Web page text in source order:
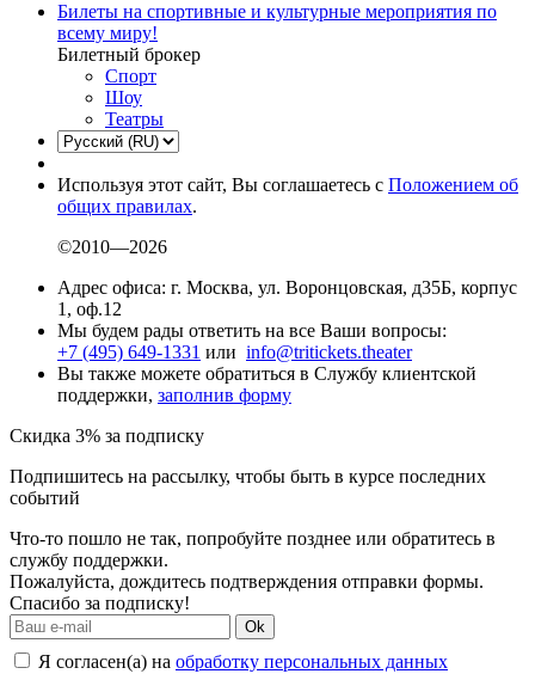
Билеты на спортивные и культурные мероприятия по
всему миру!
Билетный брокер
Спорт
Шоу
Театры
Используя этот сайт, Вы соглашаетесь с Положением об
общих правилах.
©2010—2026
Адрес офиса: г. Москва, ул. Воронцовская, д35Б, корпус
1, оф.12
Мы будем рады ответить на все Ваши вопросы:
+7 (495) 649-1331 или info@tritickets.theater
Вы также можете обратиться в Службу клиентской
поддержки, заполнив форму
Скидка 3% за подписку
Подпишитесь на рассылку, чтобы быть в курсе последних
событий
Что-то пошло не так, попробуйте позднее или обратитесь в
службу поддержки.
Пожалуйста, дождитесь подтверждения отправки формы.
Спасибо за подписку!
Ok
Я согласен(а) на обработку персональных данных